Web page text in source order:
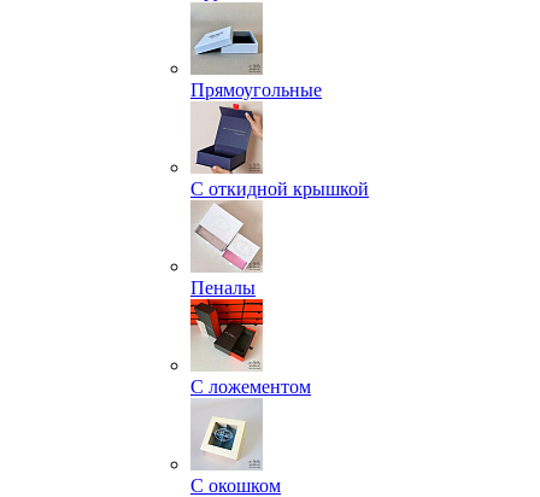
Прямоугольные
С откидной крышкой
Пеналы
С ложементом
С окошком